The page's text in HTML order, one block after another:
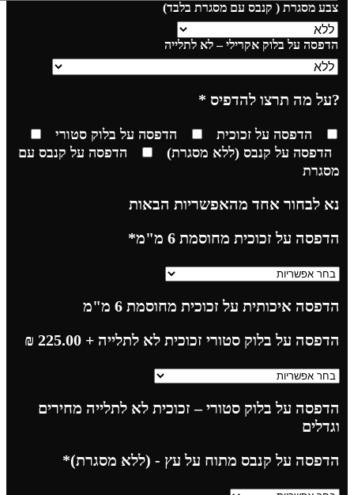
צבע מסגרת ( קנבס עם מסגרת בלבד)
הדפסה על בלוק אקרילי – לא לתלייה
?על מה תרצו להדפיס *
הדפסה על זכוכית
הדפסה על בלוק סטורי
הדפסה על קנבס (ללא מסגרת)
הדפסה על קנבס עם
מסגרת
נא לבחור אחד מהאפשריות הבאות
הדפסה על זכוכית מחוסמת 6 מ"מ
*
הדפסה איכותית על זכוכית מחוסמת 6 מ"מ
הדפסה על בלוק סטורי זכוכית לא לתלייה + 225.00
₪
הדפסה על בלוק סטורי – זכוכית לא לתלייה מחירים
וגדלים
הדפסה על קנבס מתוח על עץ - (ללא מסגרת)*